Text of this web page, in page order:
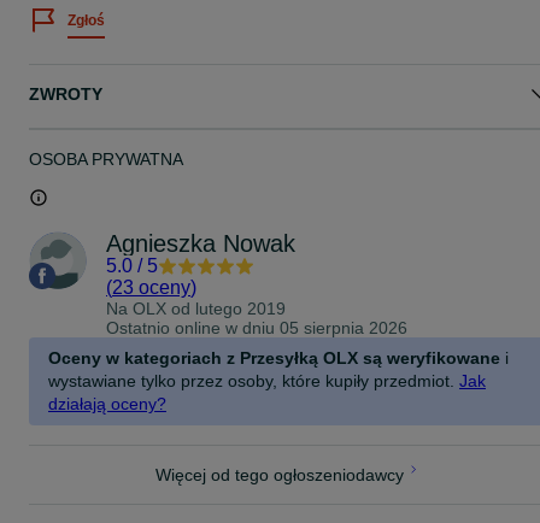
Zgłoś
ZWROTY
OSOBA PRYWATNA
Agnieszka Nowak
5.0 / 5
(23 oceny)
Na OLX od lutego 2019
Ostatnio online w dniu 05 sierpnia 2026
Oceny w kategoriach z Przesyłką OLX są weryfikowane i
wystawiane tylko przez osoby, które kupiły przedmiot. Jak
działają oceny?
Więcej od tego ogłoszeniodawcy